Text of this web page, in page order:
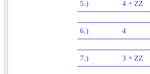
5.) 4 + ZZ
6.) 4
7.) 3 + ZZ